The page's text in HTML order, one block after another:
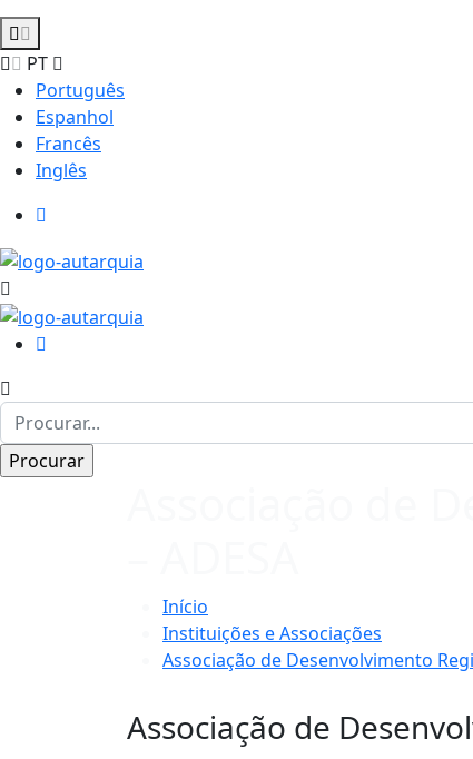
PT
Português
Espanhol
Francês
Inglês
Início
Instituições e Associações
Associação de Desenvolvimento
Associação de